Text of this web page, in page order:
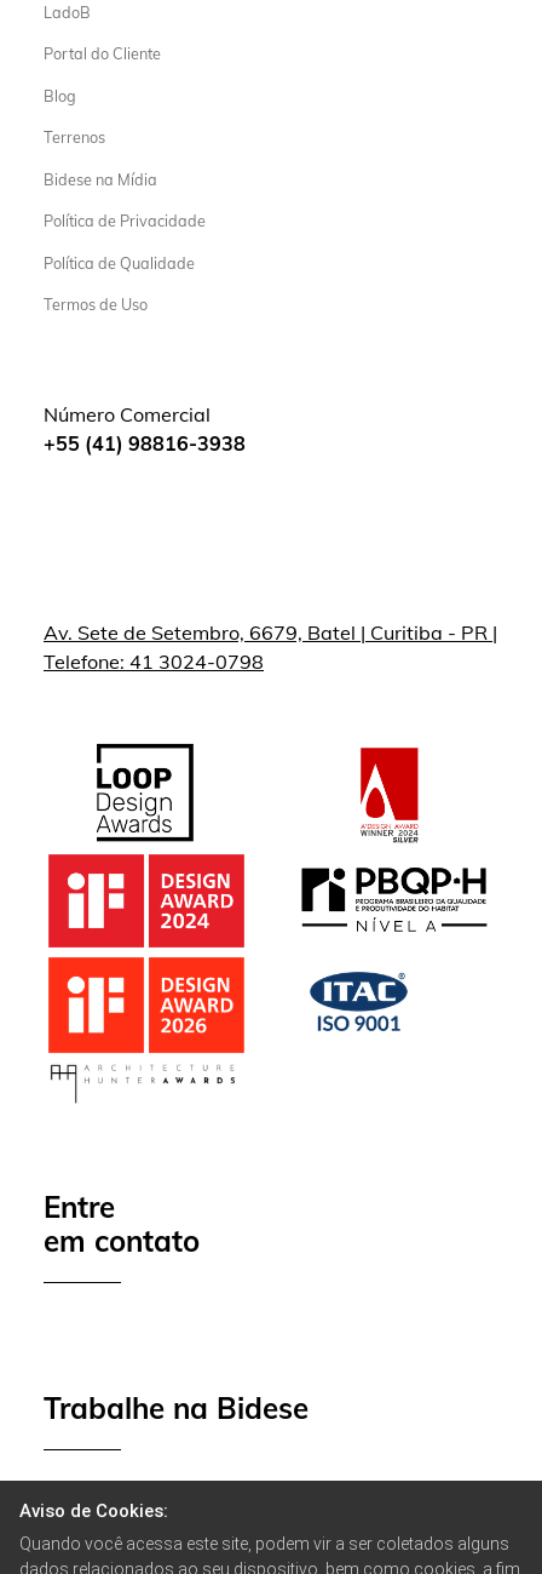
Número Comercial
+55 (41) 98816-3938
Av. Sete de Setembro, 6679, Batel | Curitiba - PR |
Telefone: 41 3024-0798
LadoB
Portal do Cliente
Blog
Terrenos
Bidese na Mídia
Política de Privacidade
Política de Qualidade
Termos de Uso
Entre
em contato
Trabalhe na Bidese
Aviso de Cookies:
Quando você acessa este site, podem vir a ser coletados alguns
dados relacionados ao seu dispositivo, bem como cookies, a fim